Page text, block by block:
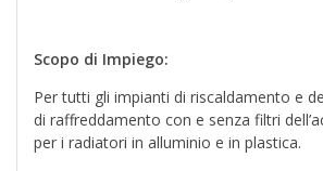
Scopo di Impiego:
Per tutti gli impianti di riscaldamento e
di raffreddamento con e senza filtri
per i radiatori in alluminio e in plastica.